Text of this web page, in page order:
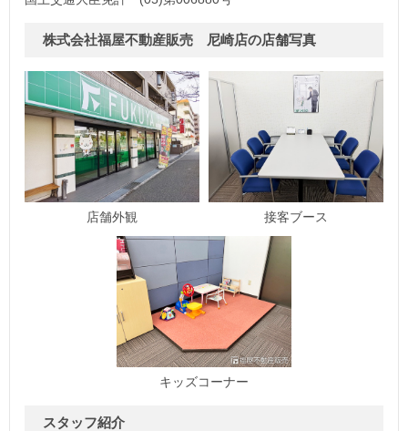
株式会社福屋不動産販売 尼崎店の店舗写真
店舗外観 接客ブース
キッズコーナー
スタッフ紹介